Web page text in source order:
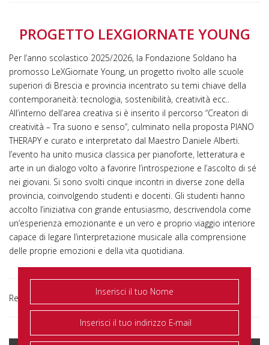
PROGETTO LEXGIORNATE YOUNG
Per l’anno scolastico 2025/2026, la Fondazione Soldano ha
promosso LeXGiornate Young, un progetto rivolto alle scuole
superiori di Brescia e provincia incentrato su temi chiave della
contemporaneità: tecnologia, sostenibilità, creatività ecc..
All’interno dell’area creativa si è inserito il percorso “Creatori di
creatività – Tra suono e senso”, culminato nella proposta PIANO
THERAPY e curato e interpretato dal Maestro Daniele Alberti.
l’evento ha unito musica classica per pianoforte, letteratura e
arte in un dialogo volto a favorire l’introspezione e l’ascolto di sé
nei giovani. Si sono svolti cinque incontri in diverse zone della
provincia, coinvolgendo studenti e docenti. Gli studenti hanno
accolto l’iniziativa con grande entusiasmo, descrivendola come
un’esperienza emozionante e un vero e proprio viaggio interiore
capace di legare l’interpretazione musicale alla comprensione
delle proprie emozioni e della vita quotidiana.
Report LeXGiornate Young Creatori di creatività